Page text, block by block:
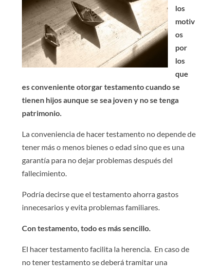
los
motiv
os
por
los
que
es conveniente otorgar testamento cuando se
tienen hijos aunque se sea joven y no se tenga
patrimonio.
La conveniencia de hacer testamento no depende de
tener más o menos bienes o edad sino que es una
garantía para no dejar problemas después del
fallecimiento.
Podría decirse que el testamento ahorra gastos
innecesarios y evita problemas familiares.
Con testamento, todo es más sencillo.
El hacer testamento facilita la herencia. En caso de
no tener testamento se deberá tramitar una